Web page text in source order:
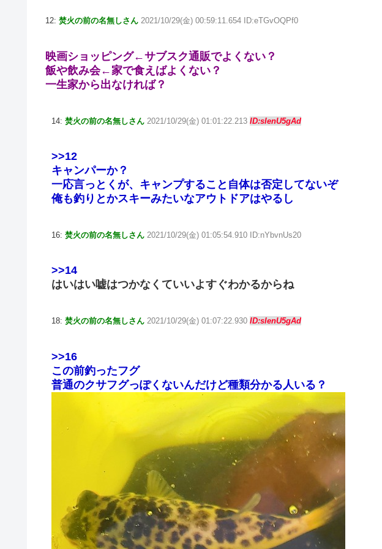
12: 焚火の前の名無しさん 2021/10/29(金) 00:59:11.654 ID:eTGvOQPf0
映画ショッピング←サブスク通販でよくない？
飯や飲み会←家で食えばよくない？
一生家から出なければ？
14: 焚火の前の名無しさん 2021/10/29(金) 01:01:22.213 ID:sIenU5gAd
>>12
キャンパーか？
一応言っとくが、キャンプすること自体は否定してないぞ
俺も釣りとかスキーみたいなアウトドアはやるし
16: 焚火の前の名無しさん 2021/10/29(金) 01:05:54.910 ID:nYbvnUs20
>>14
はいはい嘘はつかなくていいよすぐわかるからね
18: 焚火の前の名無しさん 2021/10/29(金) 01:07:22.930 ID:sIenU5gAd
>>16
この前釣ったフグ
普通のクサフグっぽくないんだけど種類分かる人いる？